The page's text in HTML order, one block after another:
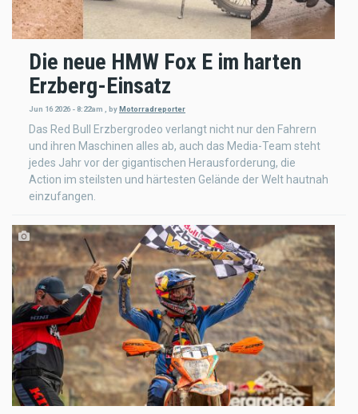
Die neue HMW Fox E im harten
Erzberg-Einsatz
Jun 16 2026 - 8:22am byMotorradreporter
Das Red Bull Erzbergrodeo verlangt nicht nur den Fahrern
und ihren Maschinen alles ab, auch das Media-Team steht
jedes Jahr vor der gigantischen Herausforderung, die
Action im steilsten und härtesten Gelände der Welt hautnah
einzufangen.